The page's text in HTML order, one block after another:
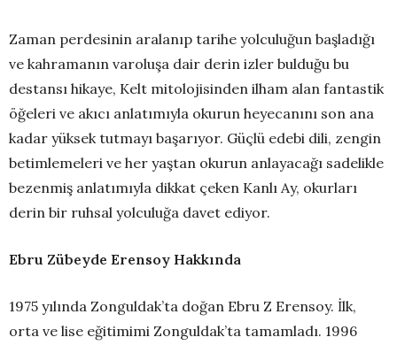
Zaman perdesinin aralanıp tarihe yolculuğun başladığı
ve kahramanın varoluşa dair derin izler bulduğu bu
destansı hikaye, Kelt mitolojisinden ilham alan fantastik
öğeleri ve akıcı anlatımıyla okurun heyecanını son ana
kadar yüksek tutmayı başarıyor. Güçlü edebi dili, zengin
betimlemeleri ve her yaştan okurun anlayacağı sadelikle
bezenmiş anlatımıyla dikkat çeken Kanlı Ay, okurları
derin bir ruhsal yolculuğa davet ediyor.
Ebru Zübeyde Erensoy Hakkında
1975 yılında Zonguldak’ta doğan Ebru Z Erensoy. İlk,
orta ve lise eğitimimi Zonguldak’ta tamamladı. 1996